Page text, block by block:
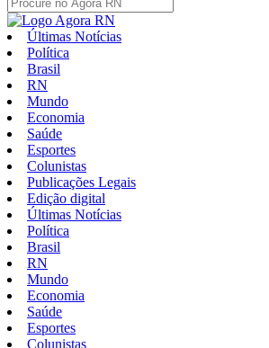
Últimas Notícias
Política
Brasil
RN
Mundo
Economia
Saúde
Esportes
Colunistas
Publicações Legais
Edição digital
Últimas Notícias
Política
Brasil
RN
Mundo
Economia
Saúde
Esportes
Colunistas